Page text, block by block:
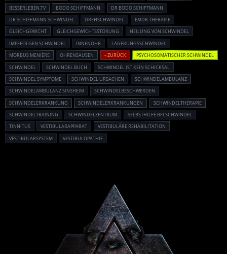
BESSERLEBEN.TV
BODO SCHIFFMANN
DR BODO SCHIFFMANN
DR SCHIFFMANN SCHWINDEL
DREHSCHWINDEL
EMDR THERAPIE
GLEICHGEWICHT
GLEICHGEWICHTSSTÖRUNG
HEILUNG VON SCHWINDEL
IMPFFOLGEN SCHWINDEL
INNENOHR
LAGERUNGSSCHWINDEL
MORBUS MENIÈRE
OHRENSAUSEN « ZURÜCK
PSYCHOSOMATISCHER SCHWINDEL
SCHWINDEL
SCHWINDEL BUCH
SCHWINDEL IST KEIN SCHICKSAL
SCHWINDEL SYMPTOME
SCHWINDEL URSACHEN
SCHWINDELAMBULANZ
SCHWINDELAMBULANZ SINSHEIM
SCHWINDELBESCHWERDEN
SCHWINDELERKRANKUNG
SCHWINDELERKRANKUNGEN
SCHWINDELTHERAPIE
SCHWINDELTRAINING
SCHWINDELZENTRUM
SELBSTHILFE BEI SCHWINDEL
TINNITUS
VESTIBULARAPPARAT
VESTIBULÄRE REHABILITATION
VESTIBULARSYSTEM
VESTIBULOPATHIE
Powered By :